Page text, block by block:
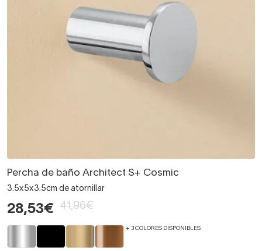
Percha de baño Architect S+ Cosmic
3.5x5x3.5cm de atornillar
28,53€ 41,96€
+ 3 COLORES DISPONIBLES